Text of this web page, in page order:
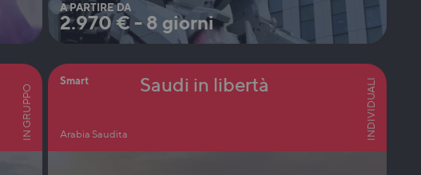
A PARTIRE DA
2.970€- 8 giorni
IN GRUPPO
Smart
Arabia Saudita
Saudi in libertà INDIVIDUALI